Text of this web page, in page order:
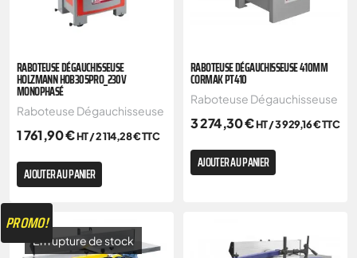
RABOTEUSE DÉGAUCHISSEUSE
HOLZMANN HOB305PRO_230V
MONOPHASÉ
Raboteuse Dégauchisseuse
1 761,90€HT /2 114,28€TTC
AJOUTER AU PANIER
RABOTEUSE DÉGAUCHISSEUSE 410MM
CORMAK PT410
Raboteuse Dégauchisseuse
3 274,30€HT /3 929,16€TTC
AJOUTER AU PANIER
PROMO!
En rupture de stock